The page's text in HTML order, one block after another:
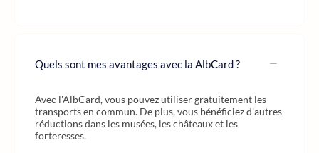
Quels sont mes avantages avec la AlbCard ?
Avec l'AlbCard, vous pouvez utiliser gratuitement les
transports en commun. De plus, vous bénéficiez d'autres
réductions dans les musées, les châteaux et les
forteresses.